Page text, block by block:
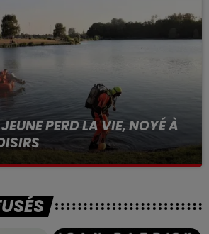
PERD LA VIE, NOYÉ À
à pic